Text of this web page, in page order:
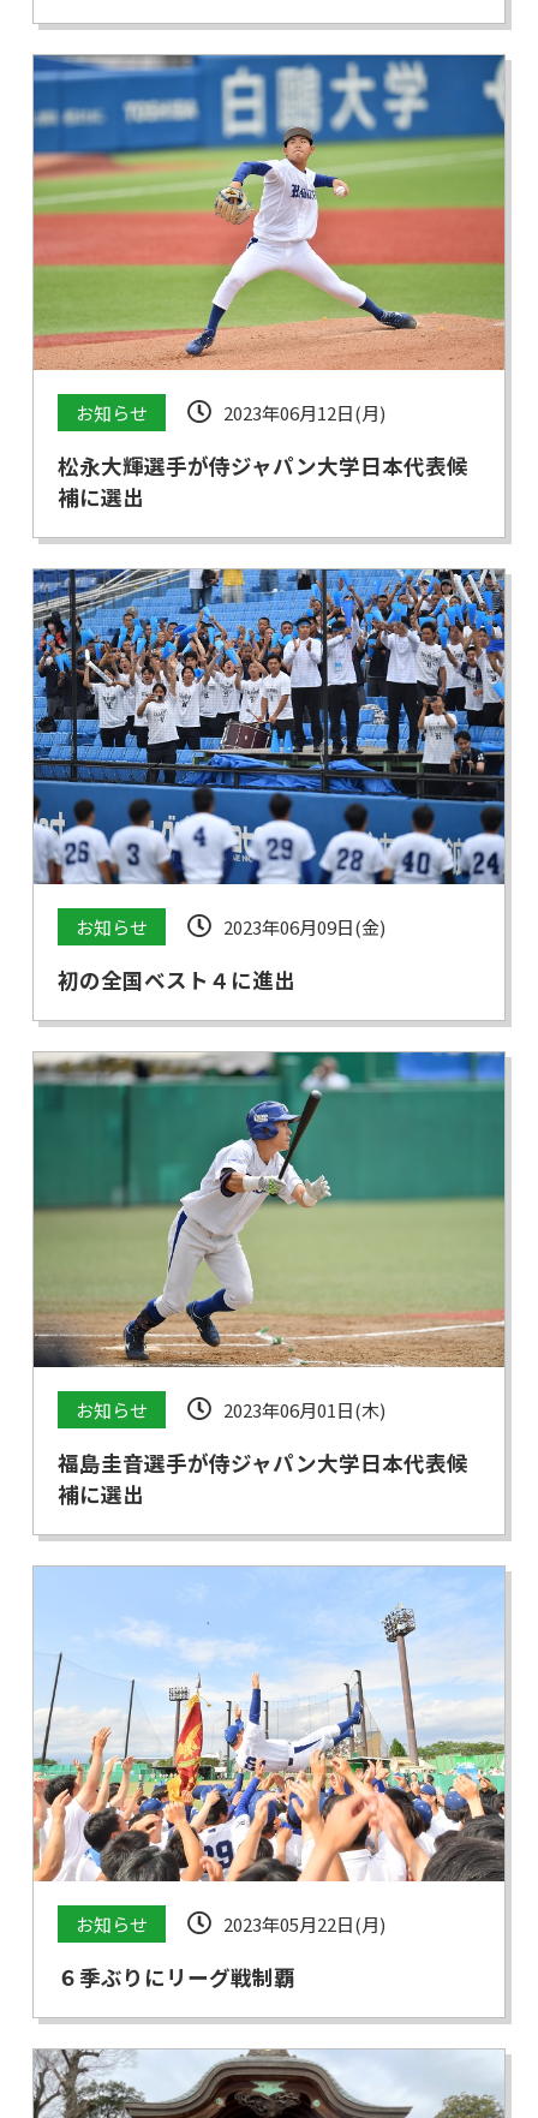
お知らせ 2023年06月12日(月)
松永大輝選手が侍ジャパン大学日本代表候
補に選出
お知らせ 2023年06月09日(金)
初の全国ベスト４に進出
お知らせ 2023年06月01日(木)
福島圭音選手が侍ジャパン大学日本代表候
補に選出
お知らせ 2023年05月22日(月)
６季ぶりにリーグ戦制覇